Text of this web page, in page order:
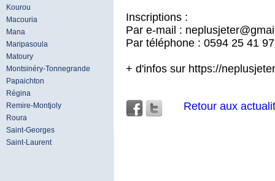
Kourou
Macouria
Mana
Maripasoula
Matoury
Montsinéry-Tonnegrande
Papaichton
Régina
Remire-Montjoly
Roura
Saint-Georges
Saint-Laurent
Inscriptions :
Par e-mail :
Par téléphone : 0594 25 41
+ d'infos sur https://
Retour aux